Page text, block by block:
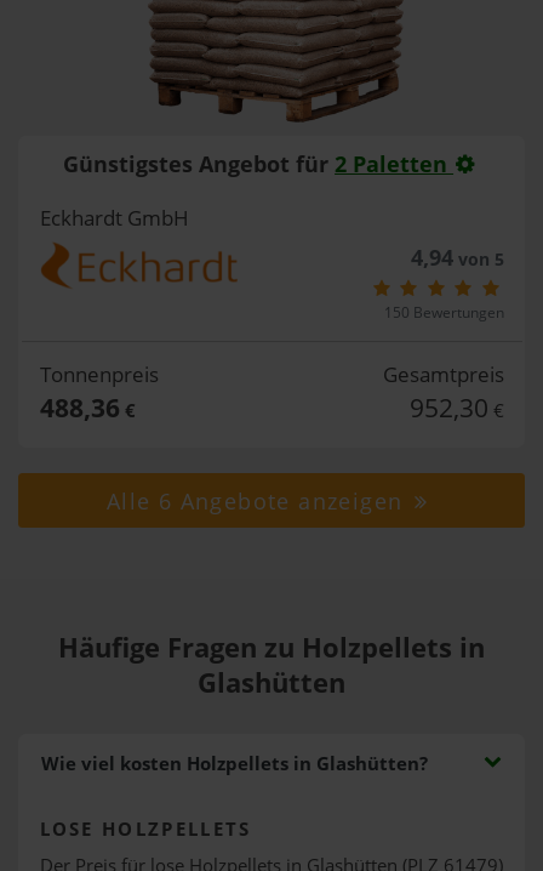
Günstigstes Angebot für 2 Paletten
Eckhardt GmbH
4,94von 5
150 Bewertungen
Tonnenpreis
488,36 €
Gesamtpreis
952,30 €
Alle 6 Angebote anzeigen
Häufige Fragen zu Holzpellets in
Glashütten
Wie viel kosten Holzpellets in Glashütten?
LOSE HOLZPELLETS
Der Preis für lose Holzpellets in Glashütten (PLZ 61479)